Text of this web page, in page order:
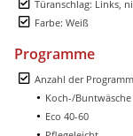
Türanschlag: Links,
Farbe: Weiß
Programme
Anzahl der
Koch-/Buntwäsche
Eco 40-60